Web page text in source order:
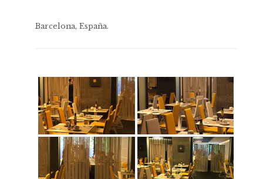
Barcelona, España.